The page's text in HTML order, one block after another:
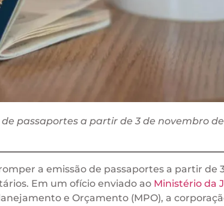
passaportes a partir de 3 de novembro
a emissão de passaportes a partir de
Em um ofício enviado ao Ministério da
e Orçamento (MPO), a